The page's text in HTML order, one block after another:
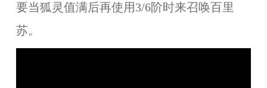
要当狐灵值满后再使用3/6阶时来召唤百里
苏。